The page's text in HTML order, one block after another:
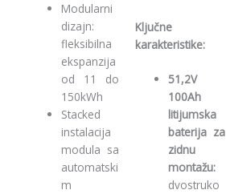
Modularni
dizajn:
fleksibilna
ekspanzija
od 11 do
150kWh
Stacked
instalacija
modula sa
automatski
m
Ključne
karakteristike:
51,2V
100Ah
litijumska
baterija za
zidnu
montažu:
dvostruko